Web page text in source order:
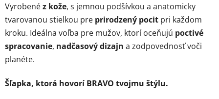
Vyrobenéz kože, s jemnou podšívkou a anatomicky
tvarovanou stielkou pre prirodzený pocit pri každom
kroku. Ideálna voľba pre mužov, ktorí oceňujú poctivé
spracovanie, nadčasový dizajn a zodpovednosť voči
planéte.
Šľapka, ktorá hovorí BRAVO tvojmu štýlu.